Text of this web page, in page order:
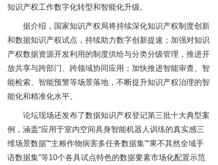
知识产权工作数字化转型和智能化升级。
据介绍，国家知识产权局将持续深化知识产权制度创新
和数据知识产权试点，持续助力数字创新提速；加强对知识
产权数据资源开发利用的制度供给与分类分级管理，推进开
放共享与跨部门、跨领域协同应用；加快推进智能审查、智
能检索、智能预警等场景落地，不断提升知识产权治理的智
能化和精准化水平。
论坛现场还发布了数据知识产权登记第三批十大典型案
例，涵盖“应用于室内空间具身智能机器人训练的真实感三
维场景数据”“主粮作物病害多任务数据集”“果不其然全域手
语数据集”等10个各具试点特色的数据要素市场化配置示范